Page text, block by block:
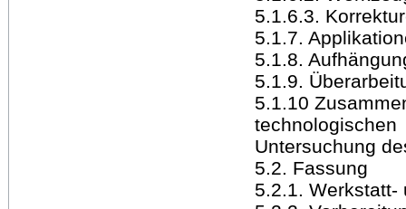
5.1.6.3.
5.1.7.
5.1.8.
5.1.9.
5.1.10
technologischen
Untersuchung
5.2. Fassung
5.2.1. Werkstatt-